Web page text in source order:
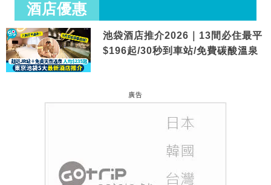
酒店優惠
池袋酒店推介2026｜13間必住最平
$196起/30秒到車站/免費碳酸溫泉
廣告